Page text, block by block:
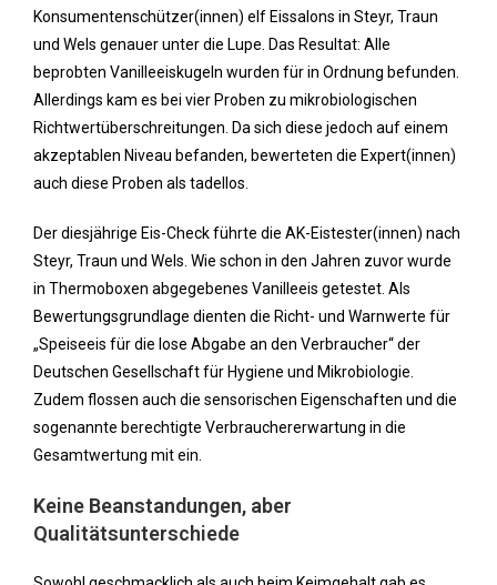
Konsumentenschützer(innen) elf Eissalons in Steyr, Traun
und Wels genauer unter die Lupe. Das Resultat: Alle
beprobten Vanilleeiskugeln wurden für in Ordnung befunden.
Allerdings kam es bei vier Proben zu mikrobiologischen
Richtwertüberschreitungen. Da sich diese jedoch auf einem
akzeptablen Niveau befanden, bewerteten die Expert(innen)
auch diese Proben als tadellos.
Der diesjährige Eis-Check führte die AK-Eistester(innen) nach
Steyr, Traun und Wels. Wie schon in den Jahren zuvor wurde
in Thermoboxen abgegebenes Vanilleeis getestet. Als
Bewertungsgrundlage dienten die Richt- und Warnwerte für
„Speiseeis für die lose Abgabe an den Verbraucher“ der
Deutschen Gesellschaft für Hygiene und Mikrobiologie.
Zudem flossen auch die sensorischen Eigenschaften und die
sogenannte berechtigte Verbrauchererwartung in die
Gesamtwertung mit ein.
Keine Beanstandungen, aber
Qualitätsunterschiede